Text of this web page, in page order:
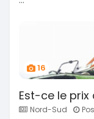
16
Est-ce le prix
Nord-Sud